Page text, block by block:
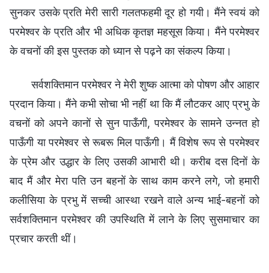
सुनकर उसके प्रति मेरी सारी गलतफहमी दूर हो गयी। मैंने स्वयं को
परमेश्वर के प्रति और भी अधिक कृतज्ञ महसूस किया। मैंने परमेश्वर
के वचनों की इस पुस्तक को ध्यान से पढ़ने का संकल्प किया।
सर्वशक्तिमान परमेश्वर ने मेरी शुष्क आत्मा को पोषण और आहार
प्रदान किया। मैंने कभी सोचा भी नहीं था कि मैं लौटकर आए प्रभु के
वचनों को अपने कानों से सुन पाऊँगी, परमेश्वर के सामने उन्नत हो
पाऊँगी या परमेश्वर से रूबरू मिल पाऊँगी। मैं विशेष रूप से परमेश्वर
के प्रेम और उद्धार के लिए उसकी आभारी थी। करीब दस दिनों के
बाद मैं और मेरा पति उन बहनों के साथ काम करने लगे, जो हमारी
कलीसिया के प्रभु में सच्ची आस्था रखने वाले अन्य भाई-बहनों को
सर्वशक्तिमान परमेश्वर की उपस्थिति में लाने के लिए सुसमाचार का
प्रचार करती थीं।